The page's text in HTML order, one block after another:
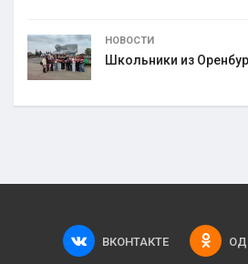
НОВОСТИ
Школьники из
ВКОНТАКТЕ